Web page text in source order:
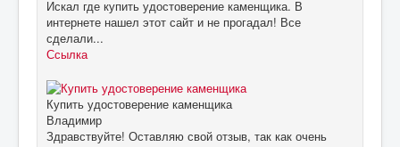
Искал где купить удостоверение каменщика. В
интернете нашел этот сайт и не прогадал! Все
сделали...
Ссылка
Купить удостоверение каменщика
Владимир
Здравствуйте! Оставляю свой отзыв, так как очень